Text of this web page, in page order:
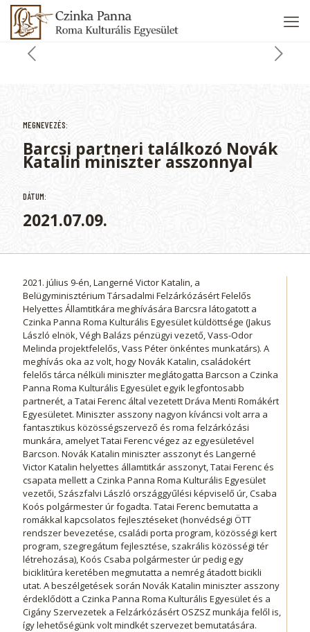
MEGNEVEZÉS:
Barcsi partneri találkozó Novák
Katalin miniszter asszonnyal
DÁTUM:
2021.07.09.
2021. július 9-én, Langerné Victor Katalin, a
Belügyminisztérium Társadalmi Felzárkózásért Felelős
Helyettes Államtitkára meghívására Barcsra látogatott a
Czinka Panna Roma Kulturális Egyesület küldöttsége (Jakus
László elnök, Végh Balázs pénzügyi vezető, Vass-Odor
Melinda projektfelelős, Vass Péter önkéntes munkatárs). A
meghívás oka az volt, hogy Novák Katalin, családokért
felelős tárca nélküli miniszter meglátogatta Barcson a Czinka
Panna Roma Kulturális Egyesület egyik legfontosabb
partnerét, a Tatai Ferenc által vezetett Dráva Menti Romákért
Egyesületet. Miniszter asszony nagyon kíváncsi volt arra a
fantasztikus közösségszervező és roma felzárkózási
munkára, amelyet Tatai Ferenc végez az egyesületével
Barcson. Novák Katalin miniszter asszonyt és Langerné
Victor Katalin helyettes államtitkár asszonyt, Tatai Ferenc és
csapata mellett a Czinka Panna Roma Kulturális Egyesület
vezetői, Szászfalvi László országgyűlési képviselő úr, Csaba
Koós polgármester úr fogadta. Tatai Ferenc bemutatta a
romákkal kapcsolatos fejlesztéseket (honvédségi ÖTT
rendszer bevezetése, családi porta program, közösségi kert
program, szegregátum fejlesztése, szakrális közösségi tér
létrehozása), Koós Csaba polgármester úr pedig egy
biciklitúra keretében megmutatta a nemrég átadott bicikli
utat. A beszélgetések során Novák Katalin miniszter asszony
érdeklődött a Czinka Panna Roma Kulturális Egyesület és a
Cigány Szervezetek a Felzárkózásért OSZSZ munkája felől is,
így lehetőségünk volt mindkét szervezet bemutatására.